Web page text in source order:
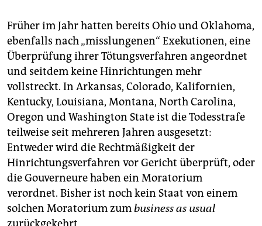
Früher im Jahr hatten bereits Ohio und Oklahoma,
ebenfalls nach „misslungenen“ Exekutionen, eine
Überprüfung ihrer Tötungsverfahren angeordnet
und seitdem keine Hinrichtungen mehr
vollstreckt. In Arkansas, Colorado, Kalifornien,
Kentucky, Louisiana, Montana, North Carolina,
Oregon und Washington State ist die Todesstrafe
teilweise seit mehreren Jahren ausgesetzt:
Entweder wird die Rechtmäßigkeit der
Hinrichtungsverfahren vor Gericht überprüft, oder
die Gouverneure haben ein Moratorium
verordnet. Bisher ist noch kein Staat von einem
solchen Moratorium zumbusiness as usual
zurückgekehrt.